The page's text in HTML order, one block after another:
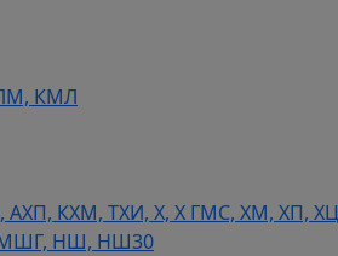
КМЛ
АХП, КХМ, ТХИ, Х, Х ГМС, ХМ, ХП,
НШ, НШ30